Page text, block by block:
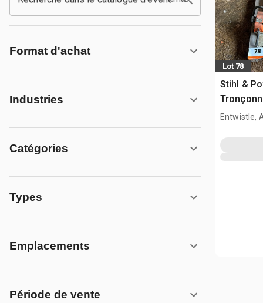
Format d'achat
Industries
Catégories
Types
Emplacements
Période de vente
Lot 78
Stihl &
Entwistle,